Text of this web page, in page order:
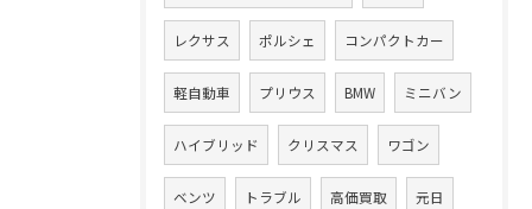
レクサス ポルシェ コンパクトカー
軽自動車 プリウス BMW ミニバン
ハイブリッド クリスマス ワゴン
ベンツ トラブル 高価買取 元日